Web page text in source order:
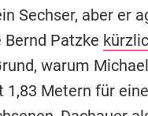
Sechser, aber er
Patzke
warum
1,83 Metern für